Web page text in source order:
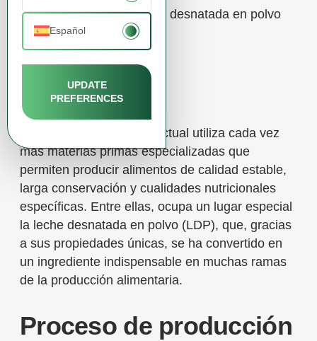
Español
UPDATE
PREFERENCES
¿Dónde comprar leche desnatada en polvo
de alta calidad?
La industria alimentaria actual utiliza cada vez
más materias primas especializadas que
permiten producir alimentos de calidad estable,
larga conservación y cualidades nutricionales
específicas. Entre ellas, ocupa un lugar especial
la leche desnatada en polvo (LDP), que, gracias
a sus propiedades únicas, se ha convertido en
un ingrediente indispensable en muchas ramas
de la producción alimentaria.
Proceso de producción